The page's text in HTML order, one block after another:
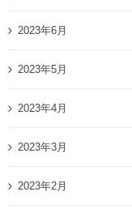
2023年6月
2023年5月
2023年4月
2023年3月
2023年2月